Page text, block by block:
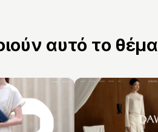
αυτό το θέμα